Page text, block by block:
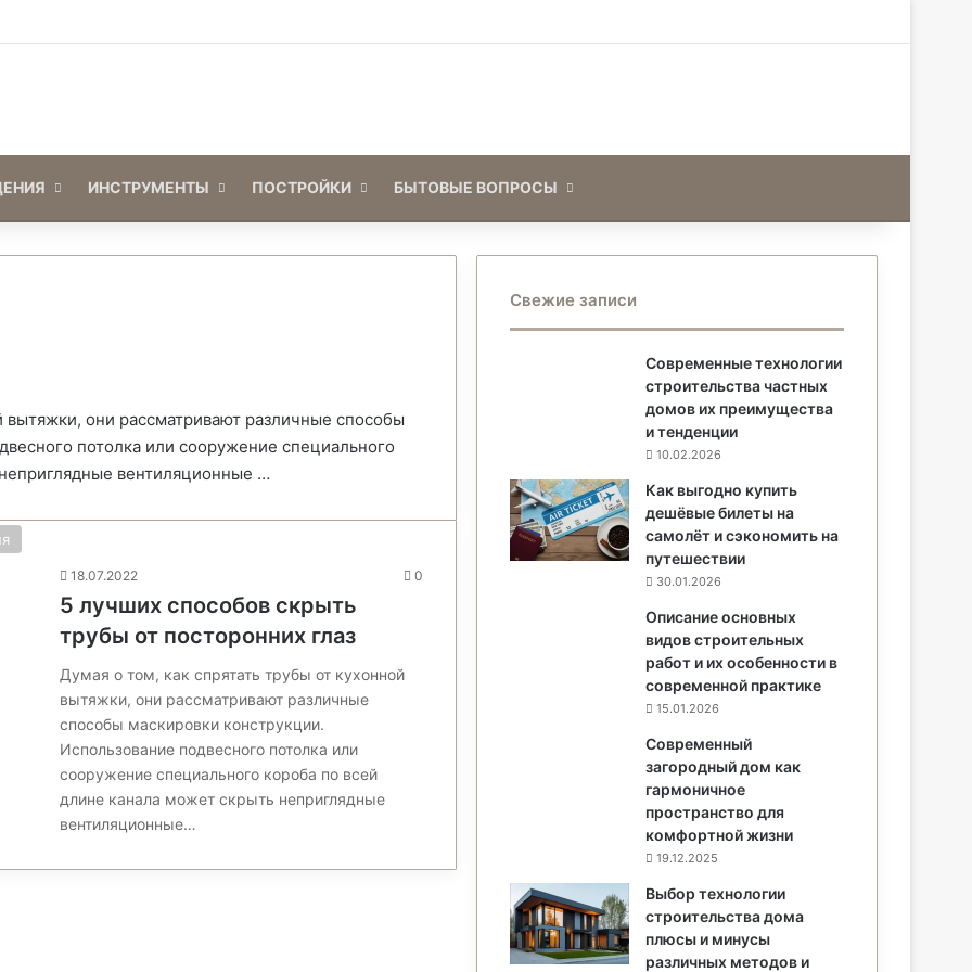
ИНСТРУМЕНТЫ ПОСТРОЙКИ БЫТОВЫЕ ВОПРОСЫ
вытяжки, они рассматривают различные способы
потолка или сооружение специального
вентиляционные …
18.07.2022 0
5 лучших способов скрыть
трубы от посторонних глаз
Думая о том, как спрятать трубы от кухонной
вытяжки, они рассматривают различные
способы маскировки конструкции.
Использование подвесного потолка или
сооружение специального короба по всей
длине канала может скрыть неприглядные
вентиляционные…
Свежие записи
Современные технологии
строительства частных
домов их преимущества
и тенденции
10.02.2026
Как выгодно купить
дешёвые билеты на
самолёт и сэкономить на
путешествии
30.01.2026
Описание основных
видов строительных
работ и их особенности в
современной практике
15.01.2026
Современный
загородный дом как
гармоничное
пространство для
комфортной жизни
19.12.2025
Выбор технологии
строительства дома
плюсы и минусы
различных методов и